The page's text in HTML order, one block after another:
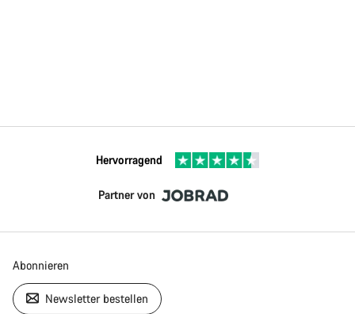
Hervorragend
Partner von
Abonnieren
Newsletter bestellen